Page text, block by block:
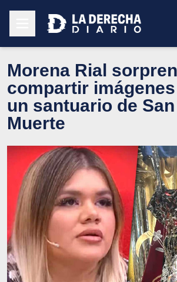
Morena Rial
compartir
un santuario de
Muerte